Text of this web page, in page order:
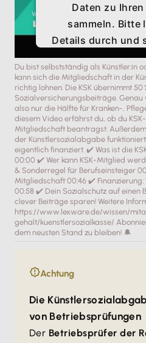
Daten zu
sammeln. Bitte
Details durch und
Nutzung des
dieses Video
Mehr
Du bist selbstständig als Künstler:in
kann sich die Mitgliedschaft in der
richtig lohnen. Die KSK übernimmt 50
Sozialversicherungsbeiträge. Genau
also nur die Hälfte für Kranken-,
diesem Video erfährst du, ob du
Mitgliedschaft beantragst.
der Künstlersozialabgabe
eigentlich finanziert. ✔️ Was ist die
00:00 ✔️ Wer kann KSK-Mitglied
& Sonderregel für Berufseinsteiger
Mitgliedschaft 00:46 ✔️ Finanzierung:
00:58 ✔️ Dein Sozialschutz auf einen
clever Beiträge sparen! Weitere
https://www.lexware.de/wissen/
gehalt/kuenstlersozialkasse/
dem neusten Stand zu bleiben! 🔔
Achtung
Die
von Betriebsprüfungen
Der Betriebsprüfer der